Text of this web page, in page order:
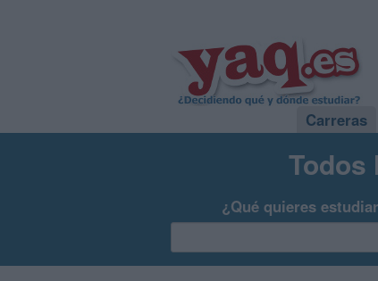
Carreras
Todos
¿Qué quieres